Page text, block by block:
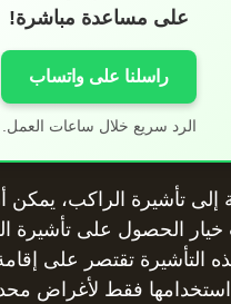
على مساعدة مباشرة!
راسلنا على واتساب
الرد سريع خلال ساعات العمل.
إلى تأشيرة الراكب، يمكن
خيار الحصول على تأشيرة
التأشيرة تقتصر على
فقط لأغراض